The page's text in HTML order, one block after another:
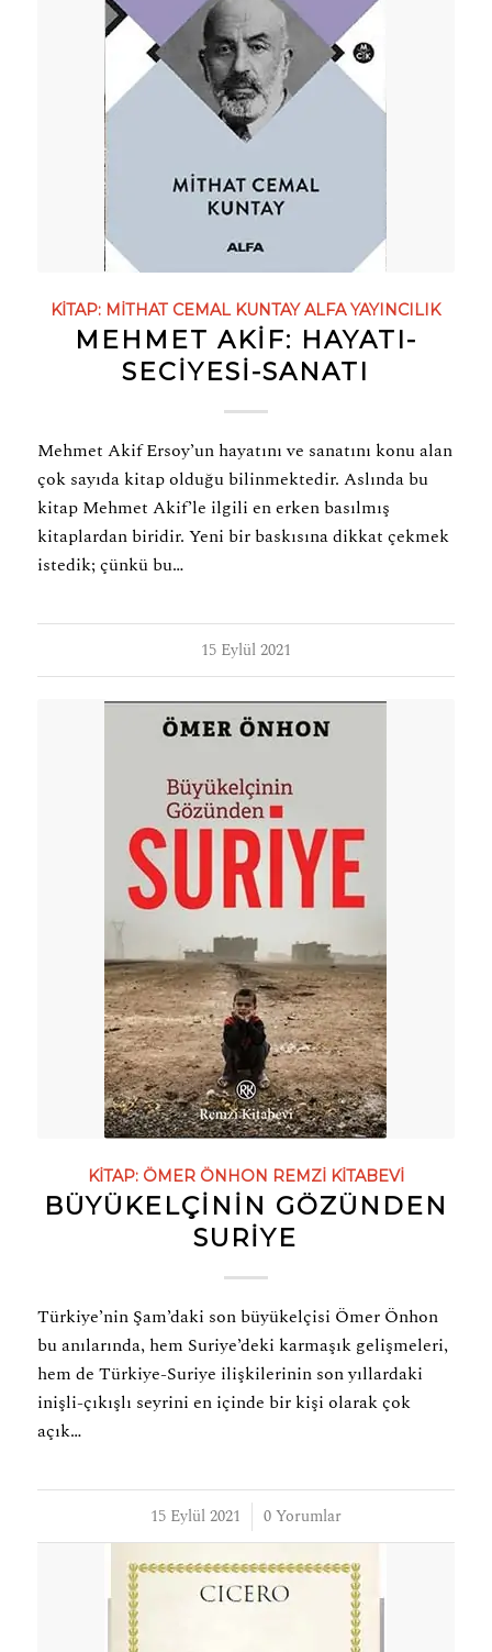
KITAP: MITHAT CEMAL KUNTAY ALFA YAYINCILIK
MEHMET AKİF: HAYATI-
SECIYESI-SANATI
Mehmet Akif Ersoy’un hayatını ve sanatını konu alan
çok sayıda kitap olduğu bilinmektedir. Aslında bu
kitap Mehmet Akif’le ilgili en erken basılmış
kitaplardan biridir. Yeni bir baskısına dikkat çekmek
istedik; çünkü bu…
15 Eylül 2021
KITAP: ÖMER ÖNHON REMZI KITABEVI
BÜYÜKELÇININ GÖZÜNDEN
SURİYE
Türkiye’nin Şam’daki son büyükelçisi Ömer Önhon
bu anılarında, hem Suriye’deki karmaşık gelişmeleri,
hem de Türkiye-Suriye ilişkilerinin son yıllardaki
inişli-çıkışlı seyrini en içinde bir kişi olarak çok
açık…
15 Eylül 2021
/ 0 Yorumlar